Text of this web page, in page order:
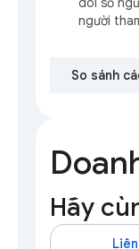
người
So sánh
Hãy